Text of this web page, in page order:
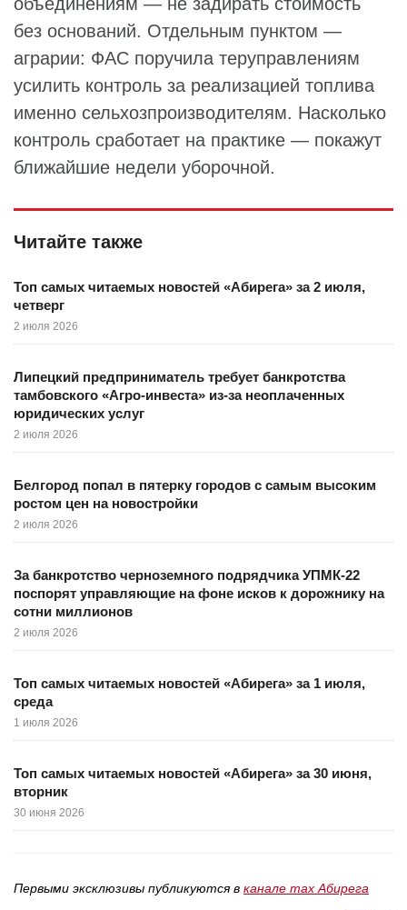
без оснований. Отдельным пунктом —
аграрии: ФАС поручила теруправлениям
усилить контроль за реализацией топлива
именно сельхозпроизводителям. Насколько
контроль сработает на практике — покажут
ближайшие недели уборочной.
Читайте также
Топ самых читаемых новостей «Абирега» за 2 июля,
четверг
2 июля 2026
Липецкий предприниматель требует банкротства
тамбовского «Агро-инвеста» из-за неоплаченных
юридических услуг
2 июля 2026
Белгород попал в пятерку городов с самым высоким
ростом цен на новостройки
2 июля 2026
За банкротство черноземного подрядчика УПМК-22
поспорят управляющие на фоне исков к дорожнику на
сотни миллионов
2 июля 2026
Топ самых читаемых новостей «Абирега» за 1 июля,
среда
1 июля 2026
Топ самых читаемых новостей «Абирега» за 30 июня,
вторник
30 июня 2026
Первыми эксклюзивы публикуются в канале max Абирега